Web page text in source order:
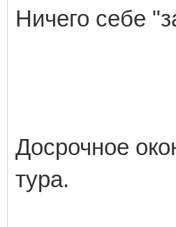
Ничего себе
Досрочное
тура.